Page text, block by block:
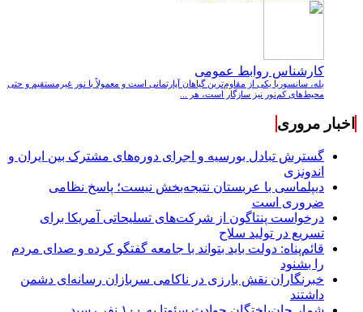
کارشناس روابط عمومی
بله، سانسوریا یکی از مقاوم‌ترین گیاهان آپارتمانی است و معمولاً با نور غیرمستقیم و حتی
محیط‌های کم‌نور نیز سازگار است، هر ...
اخبار مروری
گسترش تبادل بورسیه و اجرای دوره‌های مشترک بین ایران و
اندونزی
دیپلماسی با عربستان نتیجه‌بخش نیست؛ پاسخ نظامی
ضروری است
درخواست پنتاگون از شرکت‌های تسلیحاتی آمریکا برای
تسریع در تولید سلاح
قائم‌پناه: دولت باید بتواند با جامعه گفتگو کرده و صدای مردم
را بشنود
خبرنگاران نقش بارزی در ناکامی سربازان رسانه‌ای دشمن
داشتند